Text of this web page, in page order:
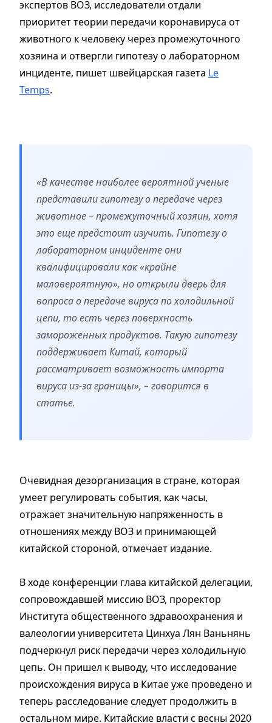
экспертов ВОЗ, исследователи отдали
приоритет теории передачи коронавируса от
животного к человеку через промежуточного
хозяина и отвергли гипотезу о лабораторном
инциденте, пишет швейцарская газета Le
Temps.
«В качестве наиболее вероятной ученые
представили гипотезу о передаче через
животное – промежуточный хозяин, хотя
это еще предстоит изучить. Гипотезу о
лабораторном инциденте они
квалифицировали как «крайне
маловероятную», но открыли дверь для
вопроса о передаче вируса по холодильной
цепи, то есть через поверхность
замороженных продуктов. Такую гипотезу
поддерживает Китай, который
рассматривает возможность импорта
вируса из-за границы», – говорится в
статье.
Очевидная дезорганизация в стране, которая
умеет регулировать события, как часы,
отражает значительную напряженность в
отношениях между ВОЗ и принимающей
китайской стороной, отмечает издание.
В ходе конференции глава китайской делегации,
сопровождавшей миссию ВОЗ, проректор
Института общественного здравоохранения и
валеологии университета Цинхуа Лян Ваньнянь
подчеркнул риск передачи через холодильную
цепь. Он пришел к выводу, что исследование
происхождения вируса в Китае уже проведено и
теперь расследование следует продолжить в
остальном мире. Китайские власти с весны 2020